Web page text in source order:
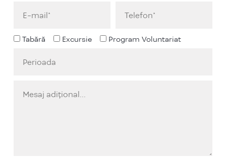
Tabără Excursie Program Voluntariat